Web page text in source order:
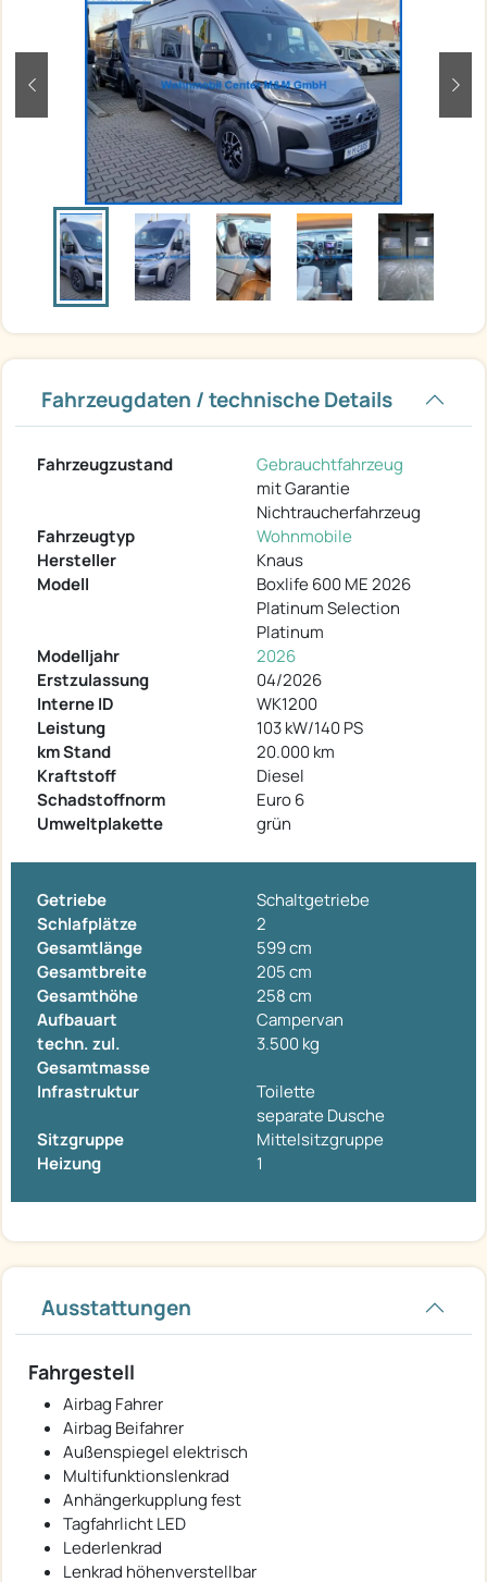
zurück
Fahrzeugdaten / technische Details
Fahrzeugzustand
Gebrauchtfahrzeug
mit Garantie
Nichtraucherfahrzeug
Fahrzeugtyp
Wohnmobile
Hersteller
Knaus
Modell
Boxlife 600 ME 2026
Platinum Selection
Platinum
Modelljahr
2026
Erstzulassung
04/2026
Interne ID
WK1200
Leistung
103 kW/140 PS
km Stand
20.000 km
Kraftstoff
Diesel
Schadstoffnorm
Euro 6
Umweltplakette
grün
Getriebe
Schaltgetriebe
Schlafplätze
2
Gesamtlänge
599 cm
Gesamtbreite
205 cm
Gesamthöhe
258 cm
Aufbauart
Campervan
techn. zul.
Gesamtmasse
3.500 kg
Infrastruktur
Toilette
separate Dusche
Sitzgruppe
Mittelsitzgruppe
Heizung
1
Ausstattungen
Fahrgestell
Airbag Fahrer
Airbag Beifahrer
Außenspiegel elektrisch
Multifunktionslenkrad
Anhängerkupplung fest
Tagfahrlicht LED
Lederlenkrad
Lenkrad höhenverstellbar